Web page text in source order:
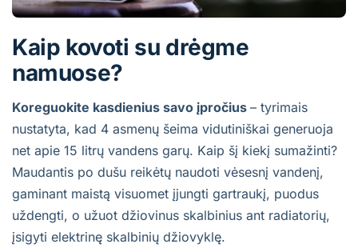
Kaip kovoti su drėgme
namuose?
Koreguokite kasdienius savo įpročius – tyrimais
nustatyta, kad 4 asmenų šeima vidutiniškai generuoja
net apie 15 litrų vandens garų. Kaip šį kiekį sumažinti?
Maudantis po dušu reikėtų naudoti vėsesnį vandenį,
gaminant maistą visuomet įjungti gartraukį, puodus
uždengti, o užuot džiovinus skalbinius ant radiatorių,
įsigyti elektrinę skalbinių džiovyklę.